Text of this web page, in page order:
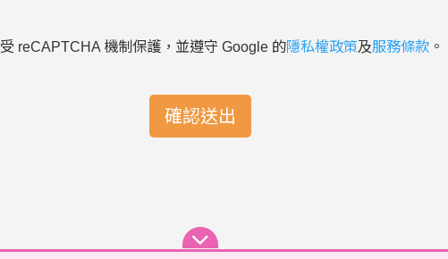
reCAPTCHA 機制保護，並遵守 Google 的隱私權政策及服務條款 。
確認送出